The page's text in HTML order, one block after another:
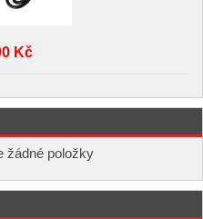
Kč
žádné položky